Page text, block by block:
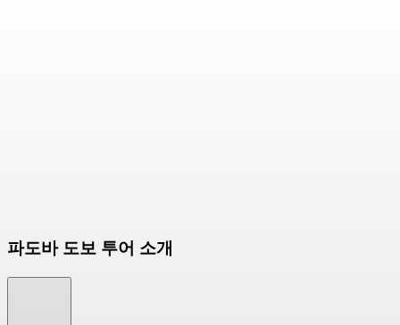
파도바 도보 투어 소개